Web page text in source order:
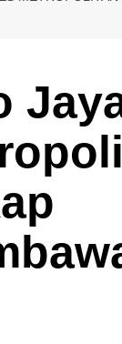
Dan
PPPK Lakukan
tahun
Agustus 4, 2026